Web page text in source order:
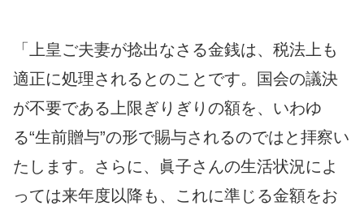
「上皇ご夫妻が捻出なさる金銭は、税法上も
適正に処理されるとのことです。国会の議決
が不要である上限ぎりぎりの額を、いわゆ
る“生前贈与”の形で賜与されるのではと拝察い
たします。さらに、眞子さんの生活状況によ
っては来年度以降も、これに準じる金額をお